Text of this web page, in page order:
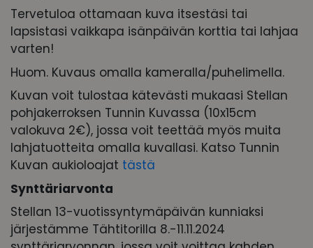
Tervetuloa ottamaan kuva itsestäsi tai
lapsistasi vaikkapa isänpäivän korttia tai lahjaa
varten!
Huom. Kuvaus omalla kameralla/puhelimella.
Kuvan voit tulostaa kätevästi mukaasi Stellan
pohjakerroksen Tunnin Kuvassa (10x15cm
valokuva 2€), jossa voit teettää myös muita
lahjatuotteita omalla kuvallasi. Katso Tunnin
Kuvan aukioloajat tästä
Synttäriarvonta
Stellan 13-vuotissyntymäpäivän kunniaksi
järjestämme Tähtitorilla 8.-11.11.2024